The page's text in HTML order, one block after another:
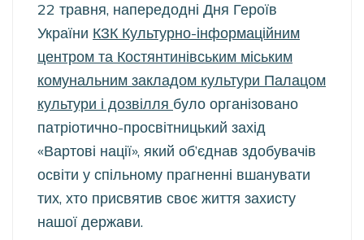
22 травня, напередодні Дня Героїв
України КЗК Культурно-інформаційним
центром та Костянтинівським міським
комунальним закладом культури Палацом
культури і дозвілля було організовано
патріотично-просвітницький захід
«Вартові нації», який об’єднав здобувачів
освіти у спільному прагненні вшанувати
тих, хто присвятив своє життя захисту
нашої держави.